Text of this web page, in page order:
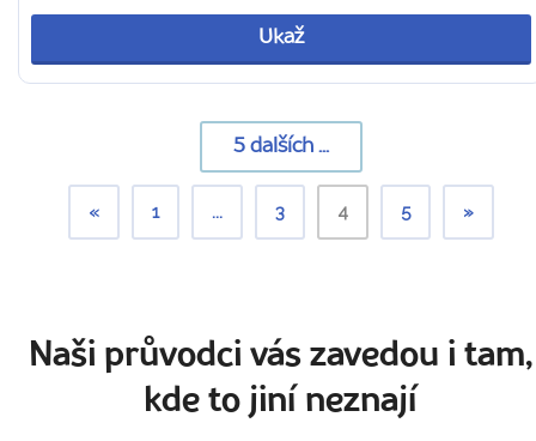
Ukaž
5 dalších ...
« 1 ... 3 4 5 »
Naši průvodci vás zavedou i tam,
kde to jiní neznají